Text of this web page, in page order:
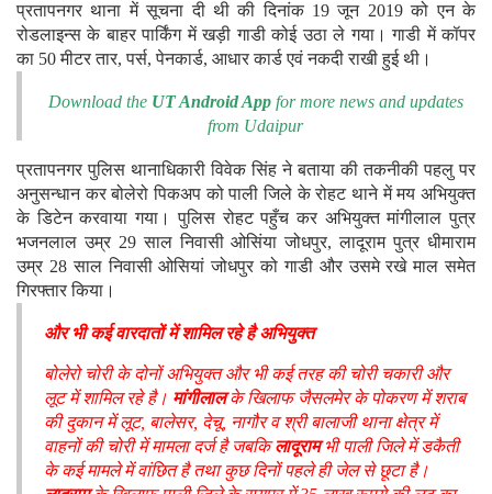
प्रतापनगर थाना में सूचना दी थी की दिनांक 19 जून 2019 को एन के
रोडलाइन्स के बाहर पार्किंग में खड़ी गाडी कोई उठा ले गया। गाडी में कॉपर
का 50 मीटर तार, पर्स, पेनकार्ड, आधार कार्ड एवं नकदी राखी हुई थी।
Download the UT Android Appfor more news and updates
from Udaipur
प्रतापनगर पुलिस थानाधिकारी विवेक सिंह ने बताया की तकनीकी पहलु पर
अनुसन्धान कर बोलेरो पिकअप को पाली जिले के रोहट थाने में मय अभियुक्त
के डिटेन करवाया गया। पुलिस रोहट पहुँच कर अभियुक्त मांगीलाल पुत्र
भजनलाल उम्र 29 साल निवासी ओसिंया जोधपुर, लादूराम पुत्र धीमाराम
उम्र 28 साल निवासी ओसियां जोधपुर को गाडी और उसमे रखे माल समेत
गिरफ्तार किया।
और भी कई वारदातों में शामिल रहे है अभियुक्त
बोलेरो चोरी के दोनों अभियुक्त और भी कई तरह की चोरी चकारी और
लूट में शामिल रहे है। मांगीलालके खिलाफ जैसलमेर के पोकरण में शराब
की दुकान में लूट, बालेसर, देचू, नागौर व श्री बालाजी थाना क्षेत्र में
वाहनों की चोरी में मामला दर्ज है जबकिलादूरामभी पाली जिले में डकैती
के कई मामले में वांछित है तथा कुछ दिनों पहले ही जेल से छूटा है।